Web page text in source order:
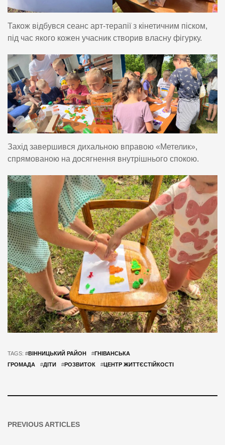
Також відбувся сеанс арт-терапії з кінетичним піском,
під час якого кожен учасник створив власну фігурку.
Захід завершився дихальною вправою «Метелик»,
спрямованою на досягнення внутрішнього спокою.
TAGS: #ВІННИЦЬКИЙ РАЙОН #ГНІВАНСЬКА
ГРОМАДА
#ДІТИ #РОЗВИТОК #ЦЕНТР ЖИТТЄСТІЙКОСТІ
PREVIOUS ARTICLES